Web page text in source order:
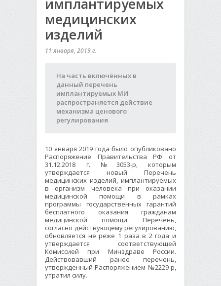
имплантируемых
медицинских
изделий
11 января, 2019 г.
На часть включённых в
данный перечень
имплантируемых МИ
распространяется действие
механизма ценового
регулирования
10 января 2019 года было опубликовано
Распоряжение Правительства РФ от
31.12.2018 г. №3053-р, которым
утверждается новый Перечень
медицинских изделий, имплантируемых
в организм человека при оказании
медицинской помощи в рамках
программы государственных гарантий
бесплатного оказания гражданам
медицинской помощи. Перечень,
согласно действующему регулированию,
обновляется не реже 1 раза в 2 года и
утверждается соответствующей
Комиссией при Минздраве России.
Действовавший ранее перечень,
утвержденный Распоряжением №2229-р,
утратил силу.